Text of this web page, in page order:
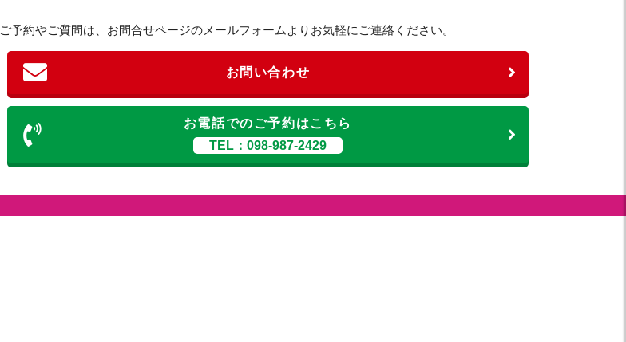
ご予約やご質問は、お問合せページのメールフォームよりお気軽にご連絡ください。
お問い合わせ
お電話でのご予約はこちら
TEL：098-987-2429